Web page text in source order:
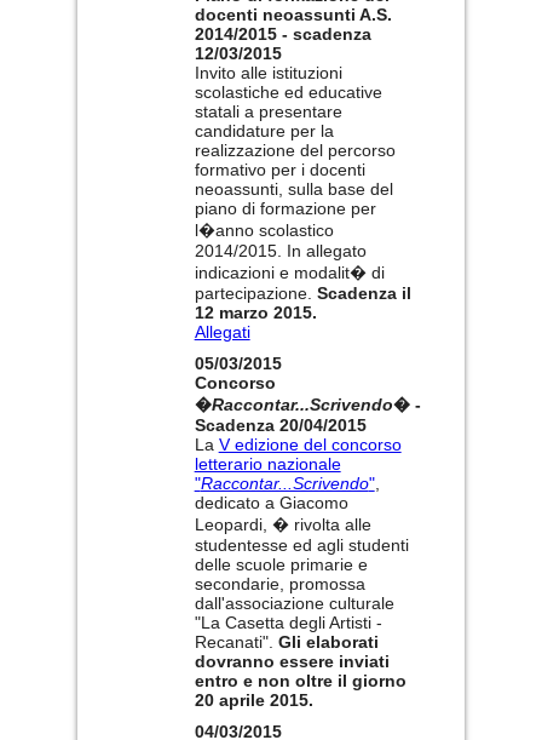
docenti neoassunti A.S.
2014/2015 - scadenza
12/03/2015
Invito alle istituzioni
scolastiche ed educative
statali a presentare
candidature per la
realizzazione del percorso
formativo per i docenti
neoassunti, sulla base del
piano di formazione per
l�anno scolastico
2014/2015. In allegato
indicazioni e modalit� di
partecipazione. Scadenza il
12 marzo 2015.
Allegati
05/03/2015
Concorso
�Raccontar...Scrivendo� -
Scadenza 20/04/2015
La V edizione del concorso
letterario nazionale
"Raccontar...Scrivendo",
dedicato a Giacomo
Leopardi, � rivolta alle
studentesse ed agli studenti
delle scuole primarie e
secondarie, promossa
dall'associazione culturale
"La Casetta degli Artisti -
Recanati". Gli elaborati
dovranno essere inviati
entro e non oltre il giorno
20 aprile 2015.
04/03/2015